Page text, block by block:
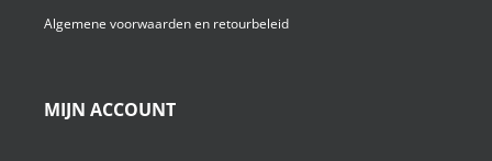
Algemene voorwaarden en retourbeleid
MIJN ACCOUNT